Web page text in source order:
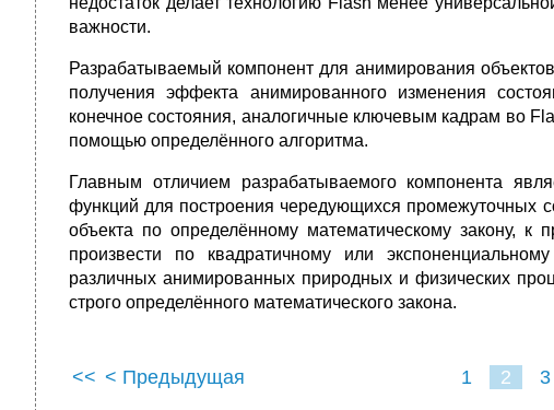
важности.
Разрабатываемый компонент для анимирования
получения эффекта анимированного изменения
конечное состояния, аналогичные ключевым кадрам во
помощью определённого алгоритма.
Главным отличием разрабатываемого компонента
функций для построения чередующихся промежуточных
объекта по определённому математическому закону,
произвести по квадратичному или
различных анимированных природных и физических
строго определённого математического закона.
<< < Предыдущая 1 2 3